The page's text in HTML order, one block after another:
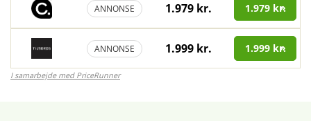
ANNONSE 1.979 kr. 1.979 kr.
ANNONSE 1.999 kr. 1.999 kr.
I samarbejde med PriceRunner